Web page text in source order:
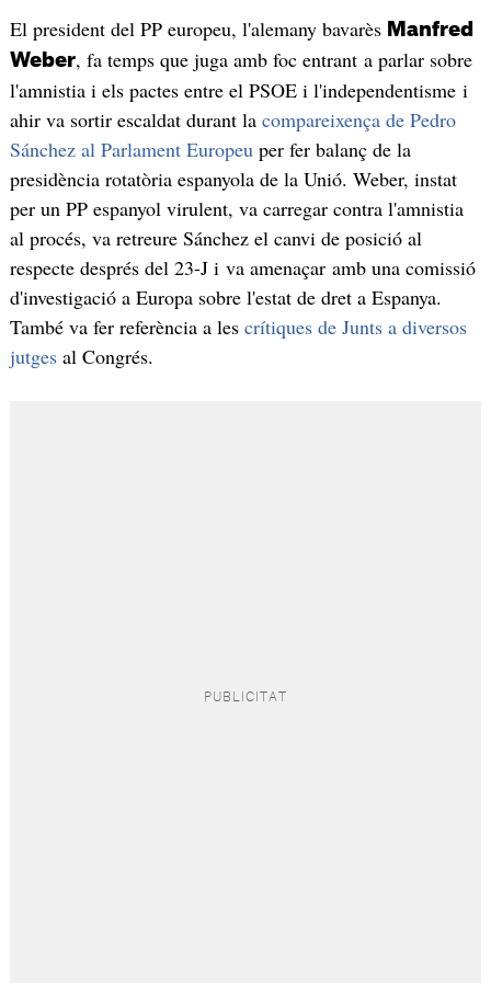
El president del PP europeu, l'alemany bavarès Manfred
Weber, fa temps que juga amb foc entrant a parlar sobre
l'amnistia i els pactes entre el PSOE i l'independentisme i
ahir va sortir escaldat durant la compareixença de Pedro
Sánchez al Parlament Europeuper fer balanç de la
presidència rotatòria espanyola de la Unió. Weber, instat
per un PP espanyol virulent, va carregar contra l'amnistia
al procés, va retreure Sánchez el canvi de posició al
respecte després del 23-J i va amenaçar amb una comissió
d'investigació a Europa sobre l'estat de dret a Espanya.
També va fer referència a les crítiques de Junts a diversos
jutgesal Congrés.